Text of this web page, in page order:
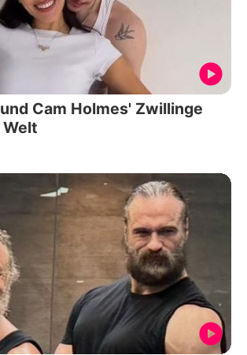
Cam Holmes' Zwillinge